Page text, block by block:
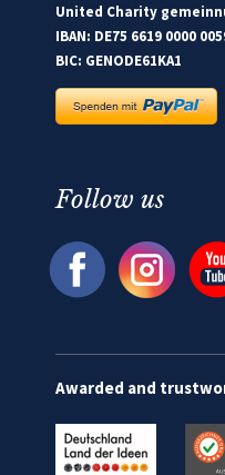
United Charity
IBAN: DE75 6619 0000
BIC: GENODE61KA1
Follow us
Awarded and